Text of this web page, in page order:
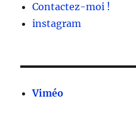
Contactez-moi !
instagram
Viméo